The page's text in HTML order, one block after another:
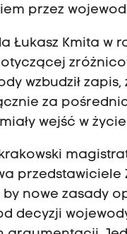
przez
Łukasz Kmita w
wzbudził
za
wejść w
nowe zasady
decyzji